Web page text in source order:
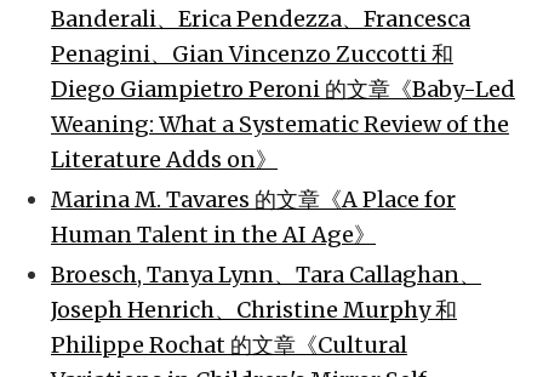
Banderali、Erica Pendezza、Francesca
Penagini、Gian Vincenzo Zuccotti 和
Diego Giampietro Peroni 的文章《Baby-Led
Weaning: What a Systematic Review of the
Literature Adds on》
Marina M. Tavares 的文章《A Place for
Human Talent in the AI Age》
Broesch, Tanya Lynn、Tara Callaghan、
Joseph Henrich、Christine Murphy 和
Philippe Rochat 的文章《Cultural